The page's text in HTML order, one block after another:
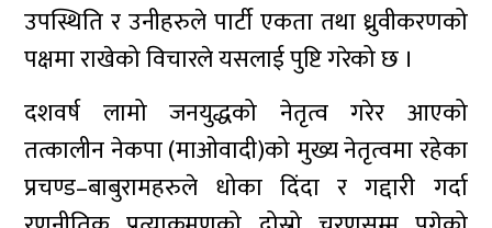
उपस्थिति र उनीहरुले पार्टी एकता तथा ध्रुवीकरणको
पक्षमा राखेको विचारले यसलाई पुष्टि गरेको छ ।
दशवर्ष लामो जनयुद्धको नेतृत्व गरेर आएको
तत्कालीन नेकपा (माओवादी)को मुख्य नेतृत्वमा रहेका
प्रचण्ड–बाबुरामहरुले धोका दिंदा र गद्दारी गर्दा